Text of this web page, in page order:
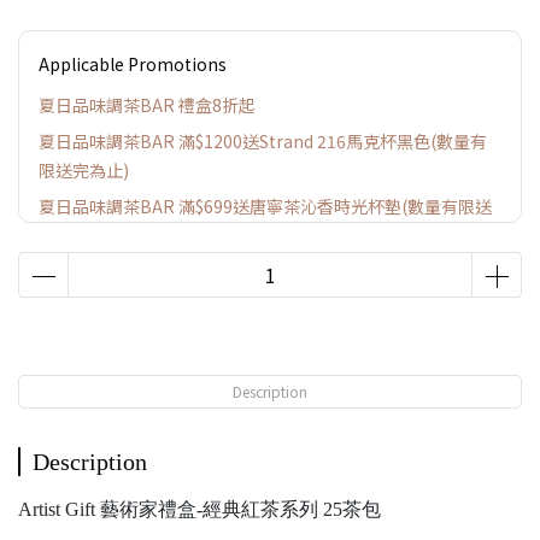
Applicable Promotions
夏日品味調茶BAR 禮盒8折起
夏日品味調茶BAR 滿$1200送Strand 216馬克杯黑色(數量有
限送完為止)
夏日品味調茶BAR 滿$699送唐寧茶沁香時光杯墊(數量有限送
Description
Description
Artist Gift 藝術家禮盒-經典紅茶系列 25茶包